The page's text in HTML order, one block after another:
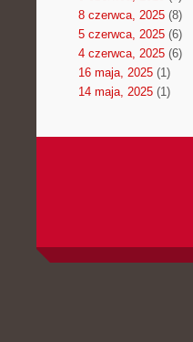
8 czerwca, 2025(8)
5 czerwca, 2025(6)
4 czerwca, 2025(6)
16 maja, 2025(1)
14 maja, 2025(1)